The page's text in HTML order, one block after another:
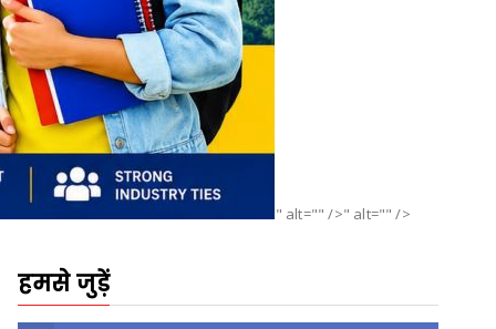
" alt="" />" alt="" />
हमसे जुड़ें